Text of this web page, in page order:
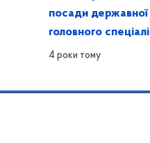
посади державної
головного
розслідувань в
4 роки тому